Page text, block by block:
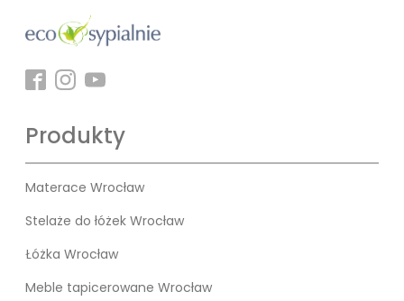
Produkty
Materace Wrocław
Stelaże do łóżek Wrocław
Łóżka Wrocław
Meble tapicerowane Wrocław